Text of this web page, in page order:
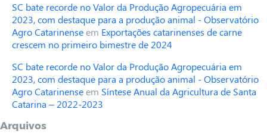
SC bate recorde no Valor da Produção Agropecuária em
2023, com destaque para a produção animal - Observatório
Agro Catarinenseem Exportações catarinenses de carne
crescem no primeiro bimestre de 2024
SC bate recorde no Valor da Produção Agropecuária em
2023, com destaque para a produção animal - Observatório
Agro Catarinenseem Síntese Anual da Agricultura de Santa
Catarina – 2022-2023
Arquivos